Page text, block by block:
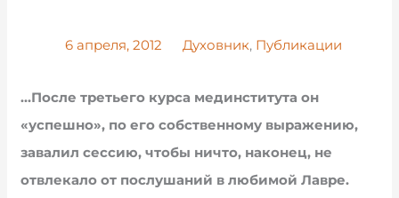
6 апреля, 2012 Духовник, Публикации
…После третьего курса мединститута он
«успешно», по его собственному выражению,
завалил сессию, чтобы ничто, наконец, не
отвлекало от послушаний в любимой Лавре.